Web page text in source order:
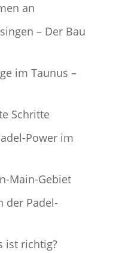
an
– Der Bau
im Taunus –
Schritte
Power im
Main-Gebiet
der Padel-
ist richtig?